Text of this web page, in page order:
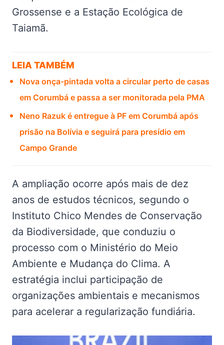
Grossense e a Estação Ecológica de
Taiamã.
LEIA TAMBÉM
Nova onça-pintada volta a circular perto de casas
em Corumbá e passa a ser monitorada pela PMA
Neno Razuk é entregue à PF em Corumbá após
prisão na Bolívia e seguirá para presídio em
Campo Grande
A ampliação ocorre após mais de dez
anos de estudos técnicos, segundo o
Instituto Chico Mendes de Conservação
da Biodiversidade, que conduziu o
processo com o Ministério do Meio
Ambiente e Mudança do Clima. A
estratégia inclui participação de
organizações ambientais e mecanismos
para acelerar a regularização fundiária.